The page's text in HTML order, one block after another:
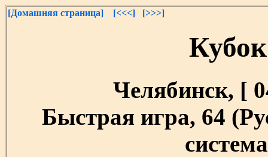
[Домашняя страница] [<<<] [>>>]
Челябинск, [
Быстрая игра, 64